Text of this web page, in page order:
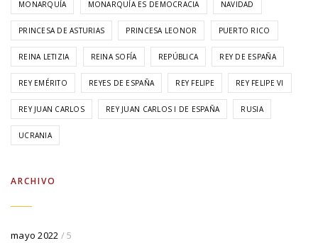
MONARQUÍA MONARQUÍA ES DEMOCRACIA NAVIDAD
PRINCESA DE ASTURIAS PRINCESA LEONOR PUERTO RICO
REINA LETIZIA REINA SOFÍA REPÚBLICA REY DE ESPAÑA
REY EMÉRITO REYES DE ESPAÑA REY FELIPE REY FELIPE VI
REY JUAN CARLOS REY JUAN CARLOS I DE ESPAÑA RUSIA
UCRANIA
ARCHIVO
mayo 2022 / 5